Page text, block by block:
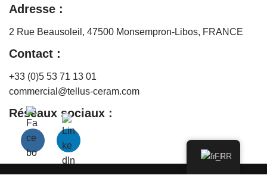
Adresse :
2 Rue Beausoleil, 47500 Monsempron-Libos, FRANCE
Contact :
+33 (0)5 53 71 13 01
commercial@tellus-ceram.com
Réseaux sociaux :
FR